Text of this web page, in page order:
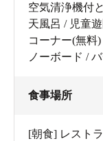
空気清浄機付
天風呂 / 児童
コーナー(無料
ノーボード /
食事場所
[朝食] レスト